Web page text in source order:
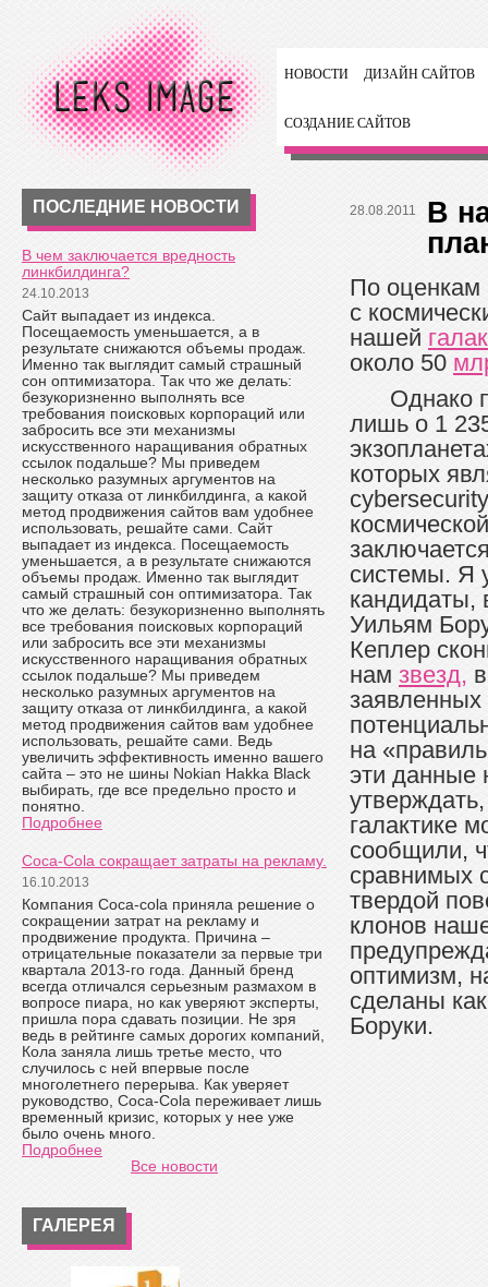
НОВОСТИ ДИЗАЙН САЙТОВ
СОЗДАНИЕ САЙТОВ
ПОСЛЕДНИЕ НОВОСТИ
В чем заключается вредность
линкбилдинга?
24.10.2013
Сайт выпадает из индекса.
Посещаемость уменьшается, а в
результате снижаются объемы продаж.
Именно так выглядит самый страшный
сон оптимизатора. Так что же делать:
безукоризненно выполнять все
требования поисковых корпораций или
забросить все эти механизмы
искусственного наращивания обратных
ссылок подальше? Мы приведем
несколько разумных аргументов на
защиту отказа от линкбилдинга, а какой
метод продвижения сайтов вам удобнее
использовать, решайте сами. Сайт
выпадает из индекса. Посещаемость
уменьшается, а в результате снижаются
объемы продаж. Именно так выглядит
самый страшный сон оптимизатора. Так
что же делать: безукоризненно выполнять
все требования поисковых корпораций
или забросить все эти механизмы
искусственного наращивания обратных
ссылок подальше? Мы приведем
несколько разумных аргументов на
защиту отказа от линкбилдинга, а какой
метод продвижения сайтов вам удобнее
использовать, решайте сами. Ведь
увеличить эффективность именно вашего
сайта – это не шины Nokian Hakka Black
выбирать, где все предельно просто и
понятно.
Подробнее
Coca-Cola сокращает затраты на рекламу.
16.10.2013
Компания Coca-cola приняла решение о
сокращении затрат на рекламу и
продвижение продукта. Причина –
отрицательные показатели за первые три
квартала 2013-го года. Данный бренд
всегда отличался серьезным размахом в
вопросе пиара, но как уверяют эксперты,
пришла пора сдавать позиции. Не зря
ведь в рейтинге самых дорогих компаний,
Кола заняла лишь третье место, что
случилось с ней впервые после
многолетнего перерыва. Как уверяет
руководство, Coca-Cola переживает лишь
временный кризис, которых у нее уже
было очень много.
Подробнее
Все новости
ГАЛЕРЕЯ
28.08.2011
В
По оценкам
с
нашей
около 50
Однако
лишь о 1
которых
системы. Я
кандидаты,
Уильям
Кеплер
нам звезд,
на
эти данные
галактике
сообщили,
сравнимых
твердой
клонов
оптимизм,
сделаны
Боруки.